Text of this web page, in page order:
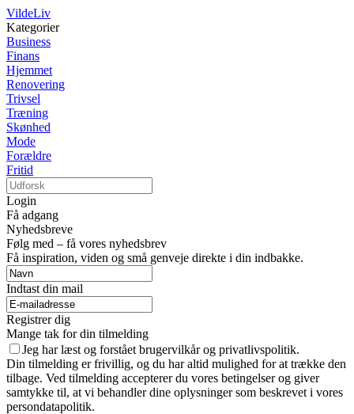
VildeLiv
Kategorier
Business
Finans
Hjemmet
Renovering
Trivsel
Træning
Skønhed
Mode
Forældre
Fritid
Login
Få adgang
Nyhedsbreve
Følg med – få vores nyhedsbrev
Få inspiration, viden og små genveje direkte i din indbakke.
Indtast din mail
Registrer dig
Mange tak for din tilmelding
Jeg har læst og forstået brugervilkår og privatlivspolitik.
Din tilmelding er frivillig, og du har altid mulighed for at trække den
tilbage. Ved tilmelding accepterer du vores betingelser og giver
samtykke til, at vi behandler dine oplysninger som beskrevet i vores
persondatapolitik.